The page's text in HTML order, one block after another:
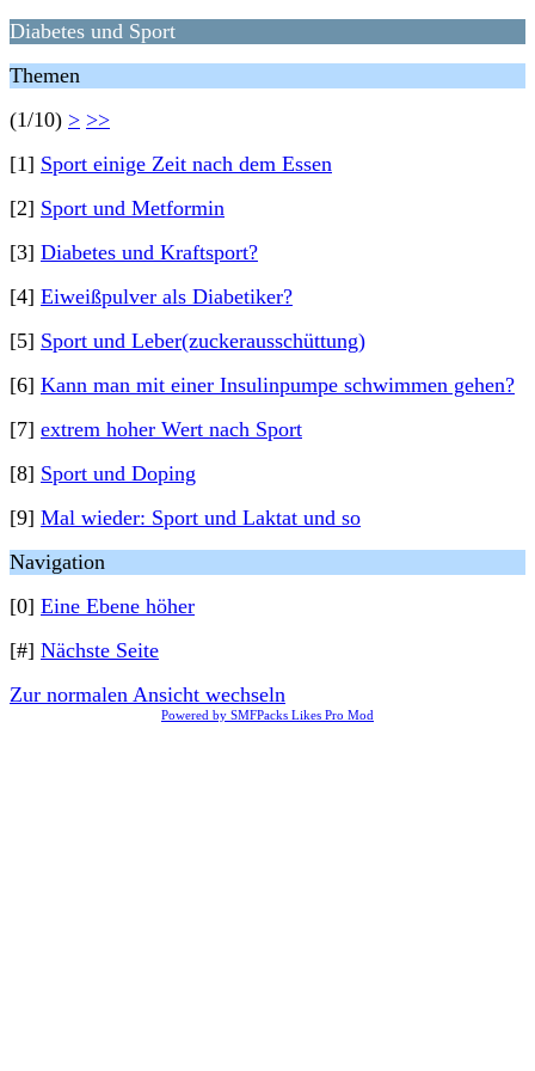
Diabetes und Sport
Themen
(1/10) > >>
[1] Sport einige Zeit nach dem Essen
[2] Sport und Metformin
[3] Diabetes und Kraftsport?
[4] Eiweißpulver als Diabetiker?
[5] Sport und Leber(zuckerausschüttung)
[6] Kann man mit einer Insulinpumpe schwimmen gehen?
[7] extrem hoher Wert nach Sport
[8] Sport und Doping
[9] Mal wieder: Sport und Laktat und so
Navigation
[0] Eine Ebene höher
[#] Nächste Seite
Zur normalen Ansicht wechseln
Powered by SMFPacks Likes Pro Mod